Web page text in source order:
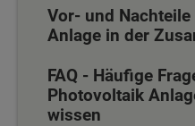
Vor- und
Anlage in der
FAQ - Häufige
Photovoltaik
wissen